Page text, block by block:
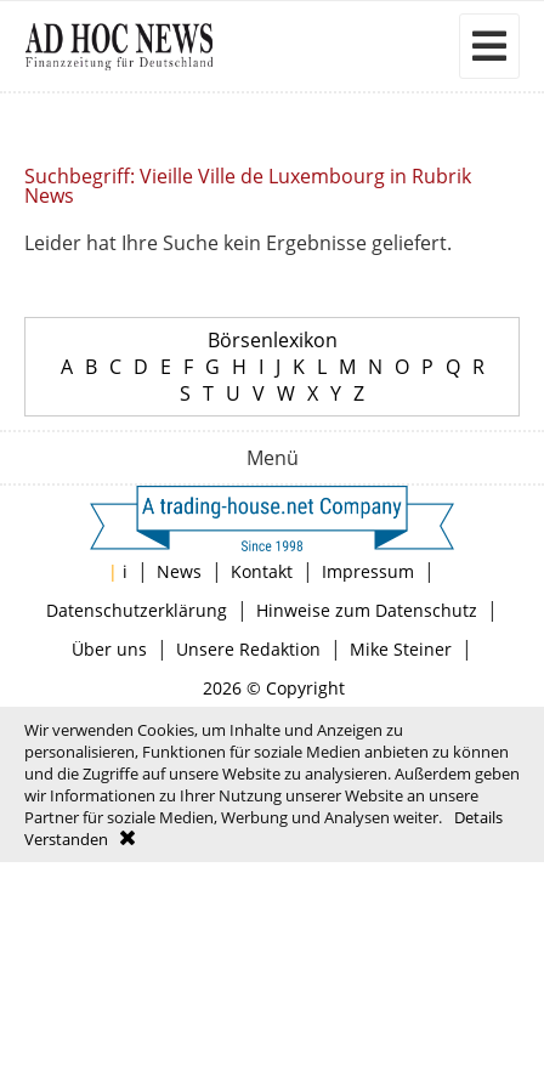
Suchbegriff: Vieille Ville de Luxembourg in Rubrik
News
Leider hat Ihre Suche kein Ergebnisse geliefert.
Börsenlexikon
A B C D E F G H I J K L M N O P Q R
S T U V W X Y Z
Menü
| i | News | Kontakt | Impressum |
Datenschutzerklärung| Hinweise zum Datenschutz |
Über uns | Unsere Redaktion | Mike Steiner|
2026 © Copyright
Wir verwenden Cookies, um Inhalte und Anzeigen zu
personalisieren, Funktionen für soziale Medien anbieten zu können
und die Zugriffe auf unsere Website zu analysieren. Außerdem geben
wir Informationen zu Ihrer Nutzung unserer Website an unsere
Partner für soziale Medien, Werbung und Analysen weiter.
Details
Verstanden